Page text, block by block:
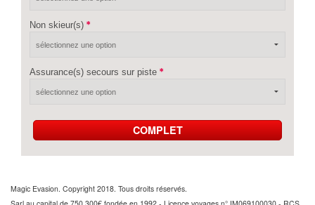
Non skieur(s)
Assurance(s) secours sur piste
COMPLET
Magic Evasion. Copyright 2018. Tous droits réservés.